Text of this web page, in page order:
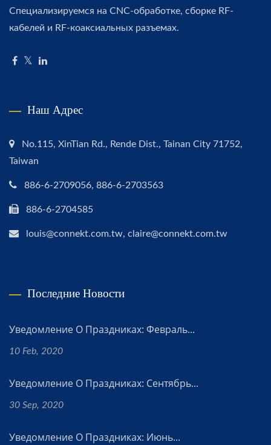
Специализируемся на CNC-обработке, сборке RF-
кабелей и RF-коаксиальных разъемах.
Наш Адрес
No.115, XinTian Rd., Rende Dist., Tainan City 71752,
Taiwan
886-6-2709056, 886-6-2703563
886-6-2704585
louis@connekt.com.tw, claire@connekt.com.tw
Последние Новости
Уведомление О Праздниках: Февраль...
10 Feb, 2020
Уведомление О Праздниках: Сентябрь...
30 Sep, 2020
Уведомление О Праздниках: Июнь...